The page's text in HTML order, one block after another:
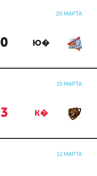
20 МАРТА
0 Ю�
15 МАРТА
3 К�
12 МАРТА